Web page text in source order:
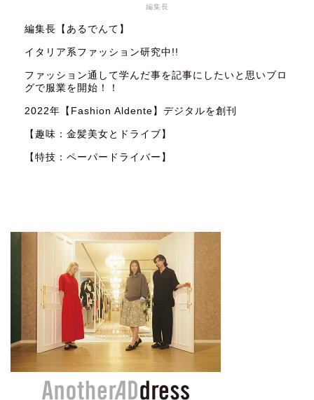
編集長
編集長【あるでんて】
イタリア系ファッション研究中!!
ファッション通して学んだ事を記事にしたいと思いブロ
グで服業を開始！！
2022年【Fashion Aldente】デジタルを創刊
【趣味：金髪美女とドライブ】
【特技：ペーパードライバー】